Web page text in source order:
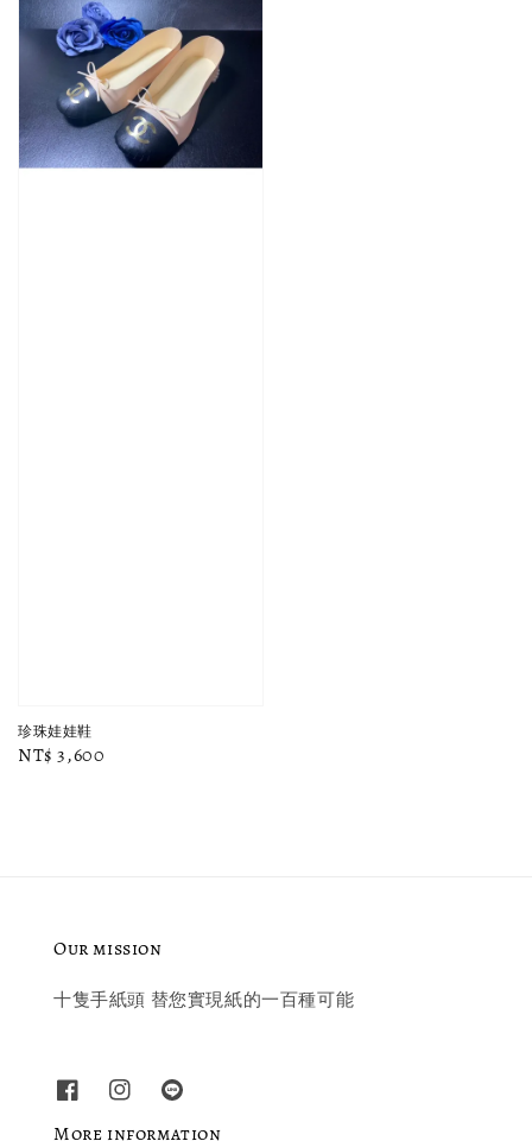
珍珠娃娃鞋
Regular
NT$ 3,600
Our mission
十隻手紙頭 替您實現紙的一百種可能
More information